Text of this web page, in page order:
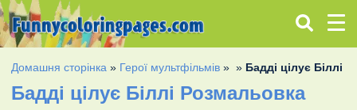
Домашня сторінка » Герої мультфільмів » » Бадді цілує Біллі
Бадді цілує Біллі Розмальовка